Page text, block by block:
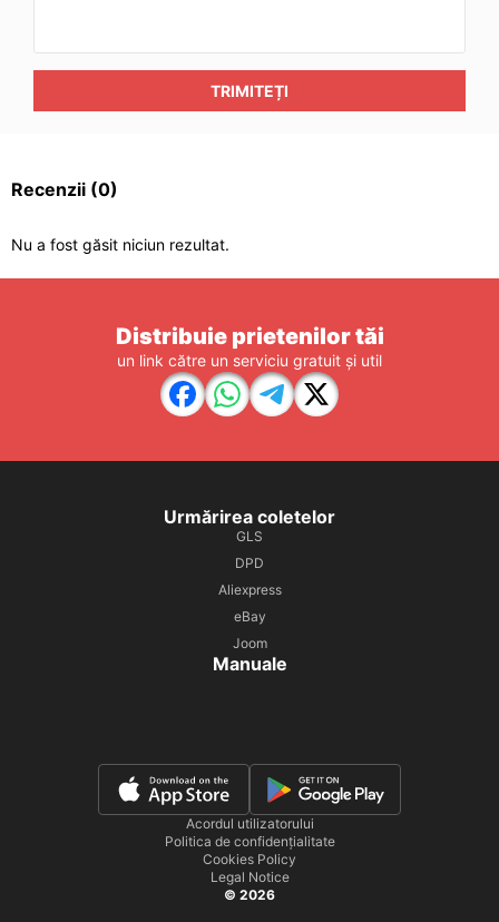
TRIMITEȚI
Recenzii (0)
Nu a fost găsit niciun rezultat.
Distribuie prietenilor tăi
un link către un serviciu gratuit și util
Urmărirea coletelor
GLS
DPD
Aliexpress
eBay
Joom
Manuale
Acordul utilizatorului
Politica de confidențialitate
Cookies Policy
Legal Notice
© 2026